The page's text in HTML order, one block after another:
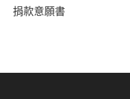
捐款意願書